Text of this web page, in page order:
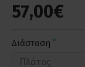
57,00€
Διάσταση